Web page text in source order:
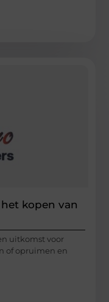
kopen van
uitkomst voor
of opruimen en